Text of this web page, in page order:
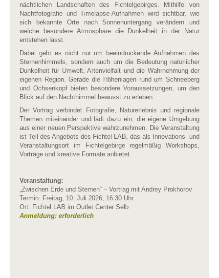
nächtlichen Landschaften des Fichtelgebirges. Mithilfe von
Nachtfotografie und Timelapse-Aufnahmen wird sichtbar, wie
sich bekannte Orte nach Sonnenuntergang verändern und
welche besondere Atmosphäre die Dunkelheit in der Natur
entstehen lässt.
Dabei geht es nicht nur um beeindruckende Aufnahmen des
Sternenhimmels, sondern auch um die Bedeutung natürlicher
Dunkelheit für Umwelt, Artenvielfalt und die Wahrnehmung der
eigenen Region. Gerade die Höhenlagen rund um Schneeberg
und Ochsenkopf bieten besondere Voraussetzungen, um den
Blick auf den Nachthimmel bewusst zu erleben.
Der Vortrag verbindet Fotografie, Naturerlebnis und regionale
Themen miteinander und lädt dazu ein, die eigene Umgebung
aus einer neuen Perspektive wahrzunehmen. Die Veranstaltung
ist Teil des Angebots des Fichtel LAB, das als Innovations- und
Veranstaltungsort im Fichtelgebirge regelmäßig Workshops,
Vorträge und kreative Formate anbietet.
Veranstaltung:
„Zwischen Erde und Sternen“ – Vortrag mit Andrey Prokhorov
Termin: Freitag, 10. Juli 2026, 16:30 Uhr
Ort: Fichtel LAB im Outlet Center Selb
Anmeldung: erforderlich